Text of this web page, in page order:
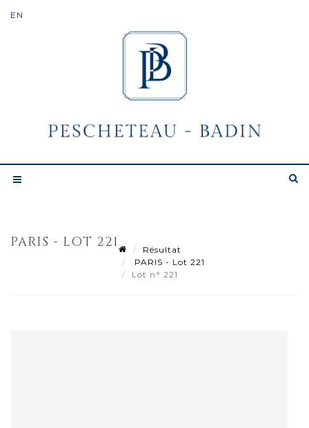
PARIS - LOT 221
Résultat
PARIS - Lot 221
Lot n° 221